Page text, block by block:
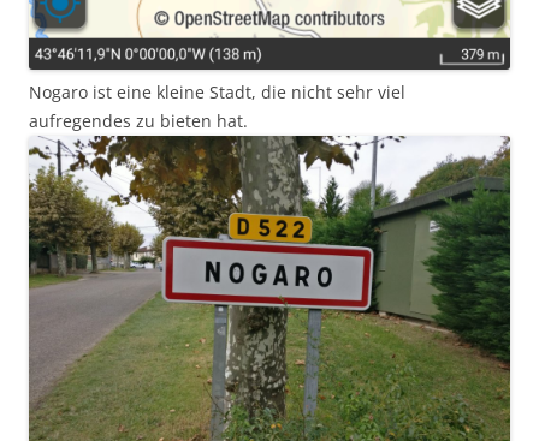
Nogaro ist eine kleine Stadt, die nicht sehr viel
aufregendes zu bieten hat.